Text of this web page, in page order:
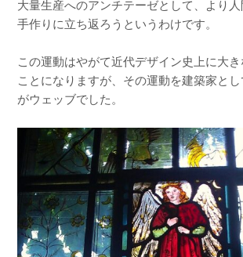
大量生産へのアンチテーゼとして、より
手作りに立ち返ろうというわけです。
この運動はやがて近代デザイン史上に大
ことになりますが、その運動を建築家と
がウェッブでした。